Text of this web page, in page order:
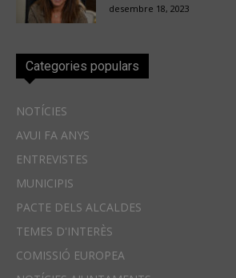
desembre 18, 2023
Categories populars
NOTÍCIES
AVUI FA ANYS
ENTREVISTES
MUNICIPIS
PACTE DELS ALCALDES
TEMES D'INTERÈS
COMISSIÓ EUROPEA